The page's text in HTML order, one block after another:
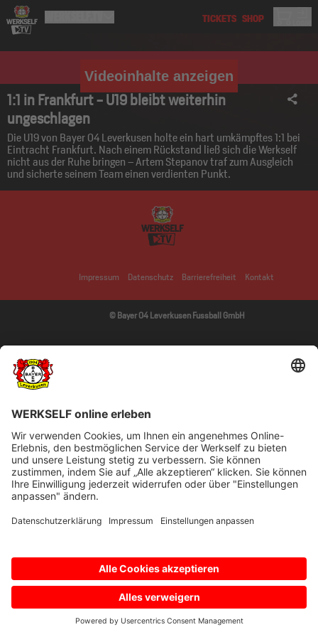
Videoinhalte anzeigen
1:1 in Frankfurt - U19 bleibt weiterhin
ungeschlagen
Die U19 von Bayer 04 Leverkusen holte ein hart umkämpftes 1:1 bei
Eintracht Frankfurt. Nach einem Rückstand ließ sich die Werkself
nicht aus der Ruhe bringen – Artem Stepanov traf zum Ausgleich
und sicherte seinem Team einen verdienten Punkt.
Impressum Datenschutz Barrierefreiheit Kontakt
© Bayer 04 Leverkusen Fussball GmbH